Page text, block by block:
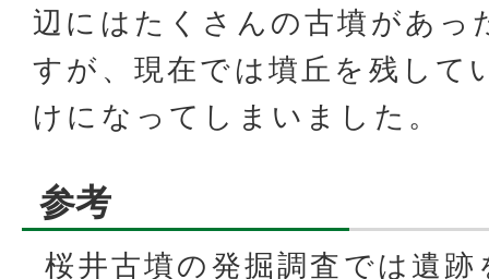
辺にはたくさんの古墳があっ
すが、現在では墳丘を残して
けになってしまいました。
参考
桜井古墳の発掘調査では遺